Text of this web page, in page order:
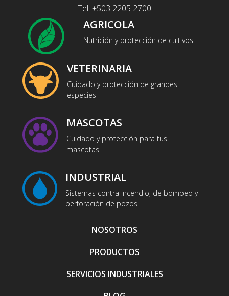
Tel. +503 2205 2700
AGRICOLA
Nutrición y protección de cultivos
VETERINARIA
Cuidado y protección de grandes
especies
MASCOTAS
Cuidado y protección para tus
mascotas
INDUSTRIAL
Sistemas contra incendio, de bombeo y
perforación de pozos
NOSOTROS
PRODUCTOS
SERVICIOS INDUSTRIALES